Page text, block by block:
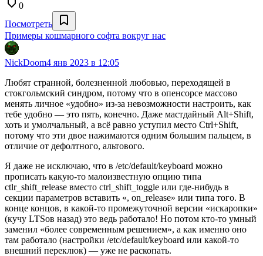
0
Посмотреть
Примеры кошмарного софта вокруг нас
NickDoom4 янв 2023 в 12:05
Любят странной, болезненной любовью, переходящей в
стокгольмский синдром, потому что в опенсорсе массово
менять личное «удобно» из-за невозможности настроить, как
тебе удобно — это пять, конечно. Даже мастдайный Alt+Shift,
хоть и умолчальный, а всё равно уступил место Ctrl+Shift,
потому что эти двое нажимаются одним большим пальцем, в
отличие от дефолтного, альтового.
Я даже не исключаю, что в /etc/default/keyboard можно
прописать какую-то малоизвестную опцию типа
ctlr_shift_release вместо ctrl_shift_toggle или где-нибудь в
секции параметров вставить «, on_release» или типа того. В
конце концов, в какой-то промежуточной версии «искаропки»
(кучу LTSов назад) это ведь работало! Но потом кто-то умный
заменил «более современным решением», а как именно оно
там работало (настройки /etc/default/keyboard или какой-то
внешний переклюк) — уже не раскопать.